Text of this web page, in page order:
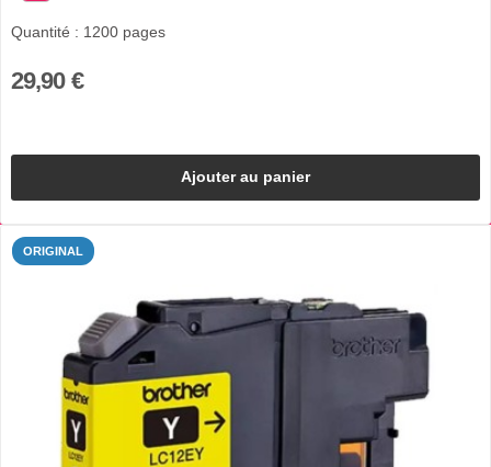
Quantité : 1200 pages
29,90 €
Ajouter au panier
ORIGINAL